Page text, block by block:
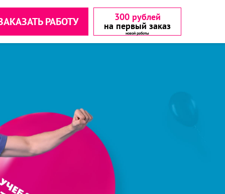
РАБОТУ 300 рублей
на первый заказ
с
с